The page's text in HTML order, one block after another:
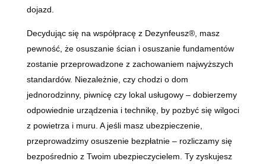
dojazd.
Decydując się na współpracę z Dezynfeusz®, masz
pewność, że osuszanie ścian i osuszanie fundamentów
zostanie przeprowadzone z zachowaniem najwyższych
standardów. Niezależnie, czy chodzi o dom
jednorodzinny, piwnicę czy lokal usługowy – dobierzemy
odpowiednie urządzenia i technikę, by pozbyć się wilgoci
z powietrza i muru. A jeśli masz ubezpieczenie,
przeprowadzimy osuszenie bezpłatnie – rozliczamy się
bezpośrednio z Twoim ubezpieczycielem. Ty zyskujesz